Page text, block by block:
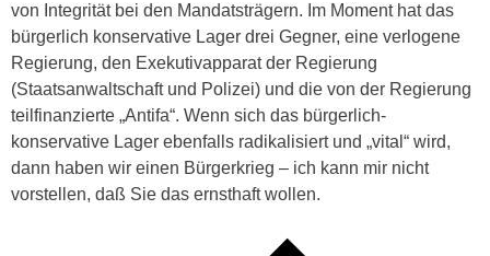
von Integrität bei den Mandatsträgern. Im Moment hat das
bürgerlich konservative Lager drei Gegner, eine verlogene
Regierung, den Exekutivapparat der Regierung
(Staatsanwaltschaft und Polizei) und die von der Regierung
teilfinanzierte „Antifa“. Wenn sich das bürgerlich-
konservative Lager ebenfalls radikalisiert und „vital“ wird,
dann haben wir einen Bürgerkrieg – ich kann mir nicht
vorstellen, daß Sie das ernsthaft wollen.